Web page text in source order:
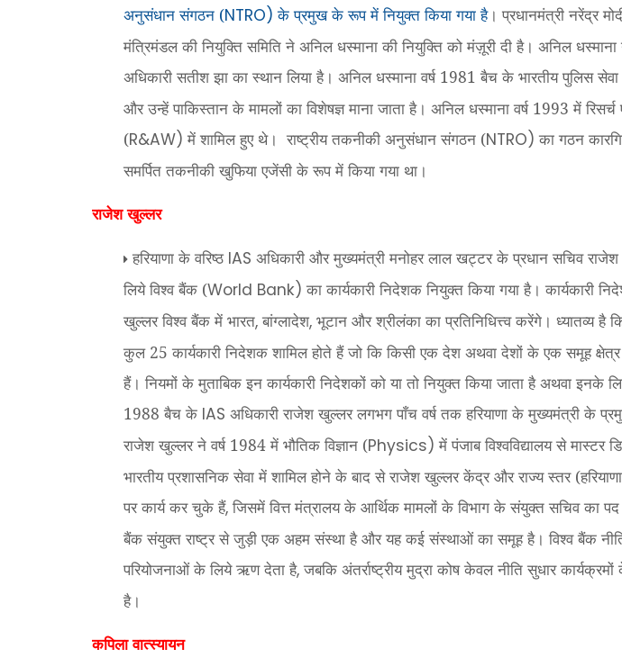
अनुसंधान संगठन (NTRO)के प्रमुख के रूप में नियुक्त किया गया है। प्रधानमंत्री नरेंद्र
मंत्रिमंडल की नियुक्ति समिति ने अनिल धस्माना की नियुक्ति को मंज़ूरी दी है। अनिल धस्माना
अधिकारी सतीश झा का स्थान लिया है। अनिल धस्माना वर्ष 1981 बैच के भारतीय पुलिस
और उन्हें पाकिस्तान के मामलों का विशेषज्ञ माना जाता है। अनिल धस्माना वर्ष 1993 में रिसर्च
(R&AW) में शामिल हुए थे। राष्ट्रीय तकनीकी अनुसंधान संगठन (NTRO) का गठन
समर्पित तकनीकी खुफिया एजेंसी के रूप में किया गया था।
राजेश खुल्लर
हरियाणा के वरिष्ठ IAS अधिकारी और मुख्यमंत्री मनोहर लाल खट्टर के प्रधान सचिव
लिये विश्व बैंक (World Bank) का कार्यकारी निदेशक नियुक्त किया गया है। कार्यकारी
खुल्लर विश्व बैंक में भारत, बांग्लादेश, भूटान और श्रीलंका का प्रतिनिधित्त्व करेंगे। ध्यातव्य है
कुल 25 कार्यकारी निदेशक शामिल होते हैं जो कि किसी एक देश अथवा देशों के एक समूह क्षेत्र
हैं। नियमों के मुताबिक इन कार्यकारी निदेशकों को या तो नियुक्त किया जाता है अथवा इनके
1988 बैच के IAS अधिकारी राजेश खुल्लर लगभग पाँच वर्ष तक हरियाणा के मुख्यमंत्री के
राजेश खुल्लर ने वर्ष 1984 में भौतिक विज्ञान (Physics) में पंजाब विश्वविद्यालय से मास्टर
भारतीय प्रशासनिक सेवा में शामिल होने के बाद से राजेश खुल्लर केंद्र और राज्य स्तर
पर कार्य कर चुके हैं, जिसमें वित्त मंत्रालय के आर्थिक मामलों के विभाग के संयुक्त सचिव का पद
बैंक संयुक्त राष्ट्र से जुड़ी एक अहम संस्था है और यह कई संस्थाओं का समूह है। विश्व बैंक
परियोजनाओं के लिये ऋण देता है, जबकि अंतर्राष्ट्रीय मुद्रा कोष केवल नीति सुधार
है।
कपिला वात्स्यायन